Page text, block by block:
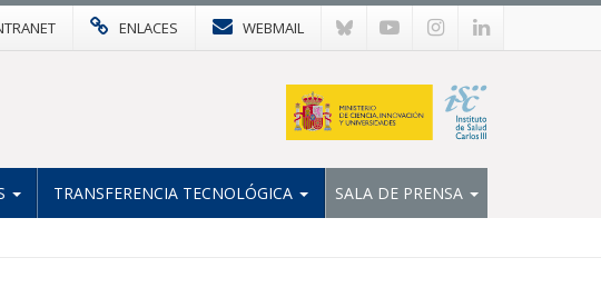
ENLACES WEBMAIL
TRANSFERENCIA TECNOLÓGICA SALA DE PRENSA